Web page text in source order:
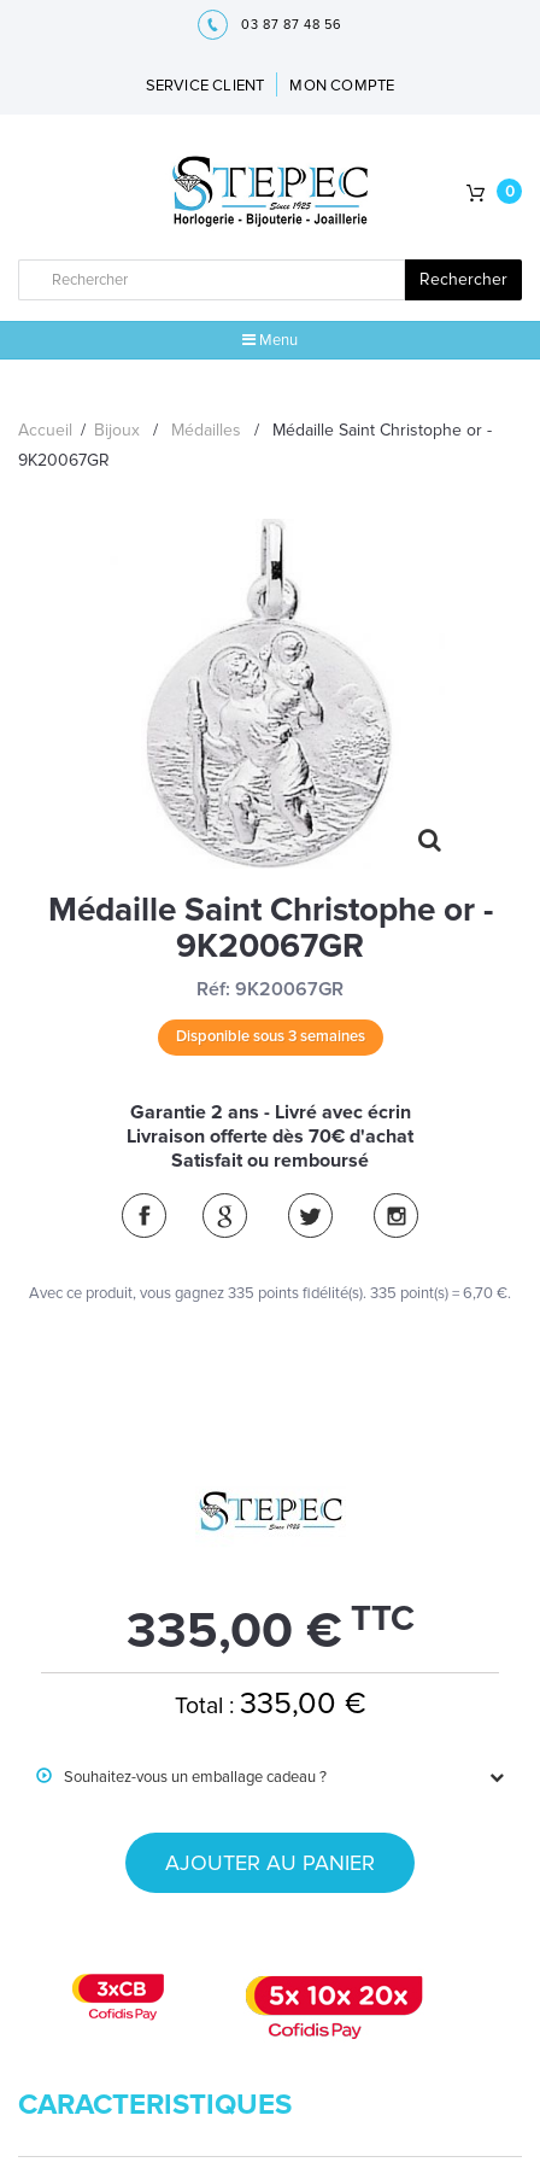
03 87 87 48 56
SERVICE CLIENT MON COMPTE
Rechercher
0
Menu
MONTRES
LES GEORGETTES
SWAROVSKI
BONNES AFFAIRES
CARTES CADEAUX
IDÉE CADEAUX
QUI SOMMES NOUS
Accueil / Bijoux / Médailles /
Médaille Saint Christophe or -
9K20067GR
Médaille Saint Christophe or -
9K20067GR
Réf: 9K20067GR
Disponible sous 3 semaines
Garantie 2 ans - Livré avec écrin
Livraison offerte dès 70€ d'achat
Satisfait ou remboursé
Avec ce produit, vous gagnez335 points fidélité(s). 335 point(s) =6,70 €.
335,00 € TTC
Total : 335,00 €
Souhaitez-vous un emballage cadeau ?
AJOUTER AU PANIER
CARACTERISTIQUES